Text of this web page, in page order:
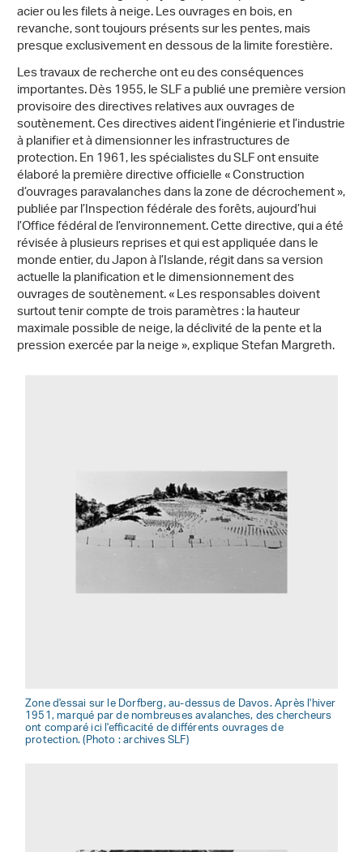
acier ou les filets à neige. Les ouvrages en bois, en
revanche, sont toujours présents sur les pentes, mais
presque exclusivement en dessous de la limite forestière.
Les travaux de recherche ont eu des conséquences
importantes. Dès 1955, le SLF a publié une première version
provisoire des directives relatives aux ouvrages de
soutènement. Ces directives aident l’ingénierie et l’industrie
à planifier et à dimensionner les infrastructures de
protection. En 1961, les spécialistes du SLF ont ensuite
élaboré la première directive officielle « Construction
d’ouvrages paravalanches dans la zone de décrochement »,
publiée par l’Inspection fédérale des forêts, aujourd’hui
l’Office fédéral de l’environnement. Cette directive, qui a été
révisée à plusieurs reprises et qui est appliquée dans le
monde entier, du Japon à l’Islande, régit dans sa version
actuelle la planification et le dimensionnement des
ouvrages de soutènement. « Les responsables doivent
surtout tenir compte de trois paramètres : la hauteur
maximale possible de neige, la déclivité de la pente et la
pression exercée par la neige », explique Stefan Margreth.
Zone d'essai sur le Dorfberg, au-dessus de Davos. Après l'hiver
1951, marqué par de nombreuses avalanches, des chercheurs
ont comparé ici l'efficacité de différents ouvrages de
protection. (Photo : archives SLF)